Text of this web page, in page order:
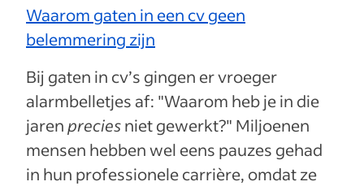
Waarom gaten in een cv geen
belemmering zijn
Bij gaten in cv’s gingen er vroeger
alarmbelletjes af: "Waarom heb je in die
jarenpreciesniet gewerkt?" Miljoenen
mensen hebben wel eens pauzes gehad
in hun professionele carrière, omdat ze